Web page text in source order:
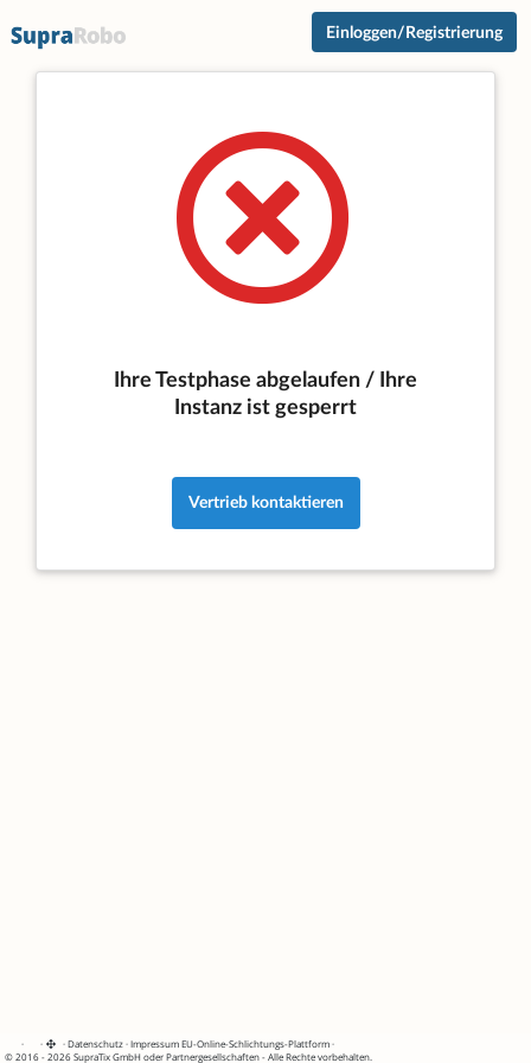
Einloggen/Registrierung
Ihre Testphase abgelaufen / Ihre
Instanz ist gesperrt
Vertrieb kontaktieren
· · ·Datenschutz·Impressum EU-Online-Schlichtungs-Plattform·
© 2016 - 2026 SupraTix GmbH oder Partnergesellschaften - Alle Rechte vorbehalten.